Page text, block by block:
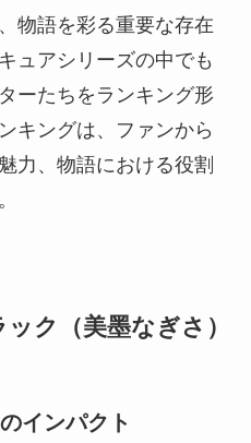
物語を彩る重要な存在
ュアシリーズの中でも
ーたちをランキング形
キングは、ファンから
力、物語における役割
ク（美墨なぎさ）
インパクト